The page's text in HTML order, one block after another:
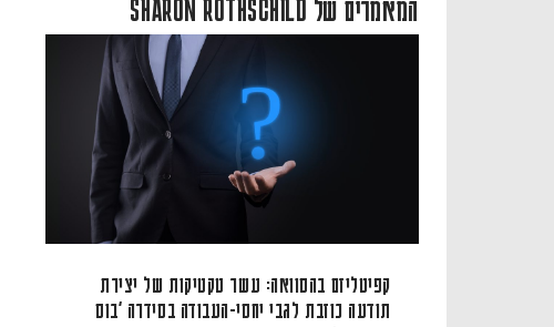
המאמרים של SHARON ROTHSCHILD
קפיטליזם בהסוואה: עשר טקטיקות של יצירת
תודעה כוזבת לגבי יחסי-העבודה בסידרה “בוס